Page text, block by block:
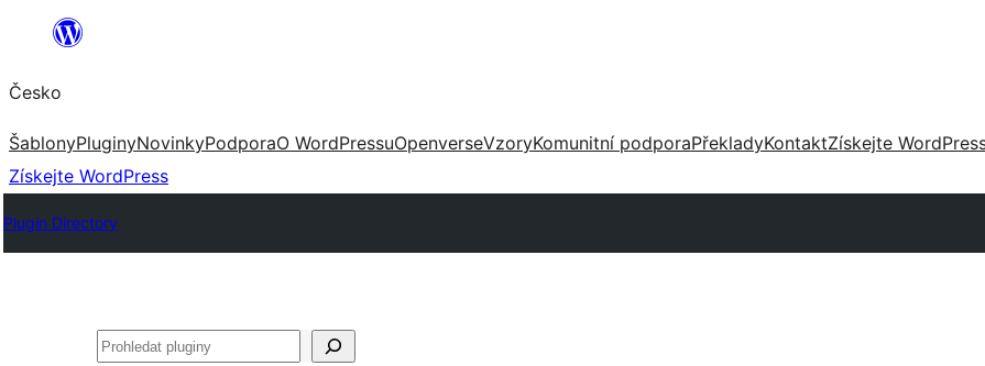
Přeskočit
obsah
Česko
ŠablonyPluginyNovinkyPodporaO WordPressuOpenverseVzoryKomunitní podporaPřekladyKontaktZískejte
Získejte WordPress
Plugin Directory
Hledat